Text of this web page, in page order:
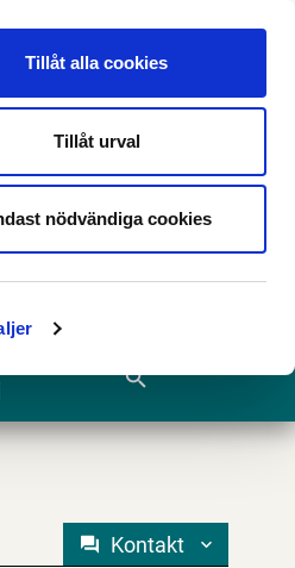
Tillåt alla cookies
Tillåt urval
nödvändiga cookies
Translate
search
Kontakt